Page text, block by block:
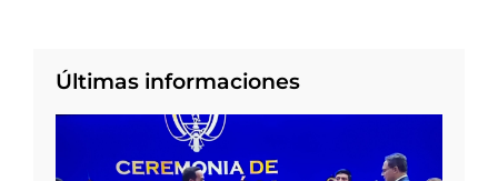
Últimas informaciones